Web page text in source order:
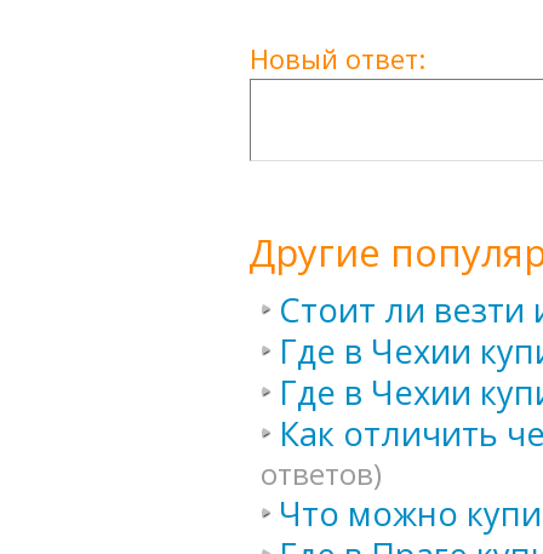
Новый ответ:
Другие
Стоит ли везти
Где в Чехии
Где в Чехии
Как отличить
ответов)
Что можно